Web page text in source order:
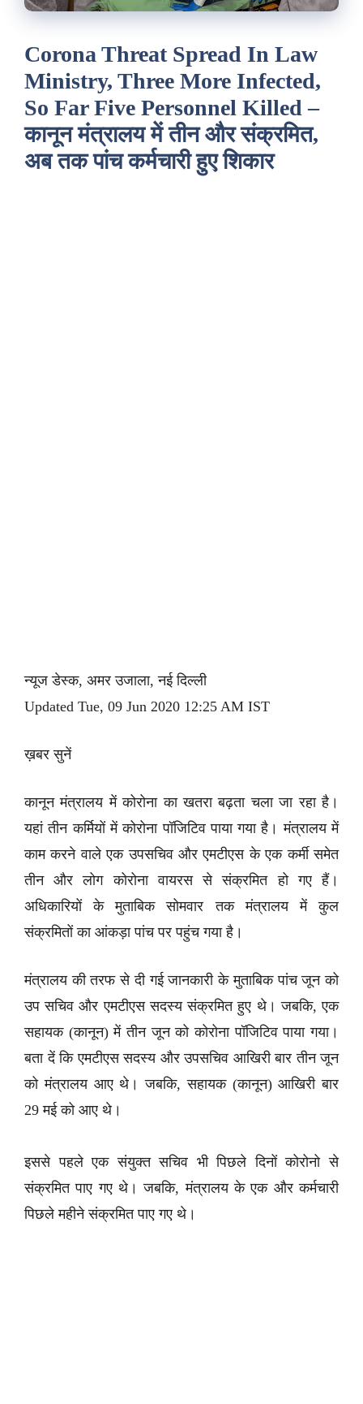
Corona Threat Spread In Law
Ministry, Three More Infected,
So Far Five Personnel Killed –
कानून मंत्रालय में तीन और संक्रमित,
अब तक पांच कर्मचारी हुए शिकार
न्यूज डेस्क, अमर उजाला, नई दिल्ली
Updated Tue, 09 Jun 2020 12:25 AM IST
ख़बर सुनें
कानून मंत्रालय में कोरोना का खतरा बढ़ता चला जा रहा है।
यहां तीन कर्मियों में कोरोना पॉजिटिव पाया गया है। मंत्रालय में
काम करने वाले एक उपसचिव और एमटीएस के एक कर्मी समेत
तीन और लोग कोरोना वायरस से संक्रमित हो गए हैं।
अधिकारियों के मुताबिक सोमवार तक मंत्रालय में कुल
संक्रमितों का आंकड़ा पांच पर पहुंच गया है।
मंत्रालय की तरफ से दी गई जानकारी के मुताबिक पांच जून को
उप सचिव और एमटीएस सदस्य संक्रमित हुए थे। जबकि, एक
सहायक (कानून) में तीन जून को कोरोना पॉजिटिव पाया गया।
बता दें कि एमटीएस सदस्य और उपसचिव आखिरी बार तीन जून
को मंत्रालय आए थे। जबकि, सहायक (कानून) आखिरी बार
29 मई को आए थे।
इससे पहले एक संयुक्त सचिव भी पिछले दिनों कोरोनो से
संक्रमित पाए गए थे। जबकि, मंत्रालय के एक और कर्मचारी
पिछले महीने संक्रमित पाए गए थे।